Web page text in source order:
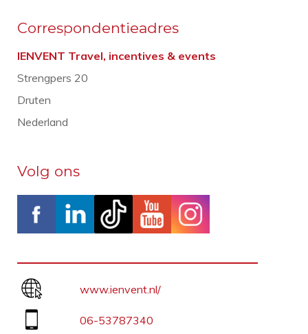
Correspondentieadres
IENVENT Travel, incentives & events
Strengpers 20
Druten
Nederland
Volg ons
www.ienvent.nl/
06-53787340